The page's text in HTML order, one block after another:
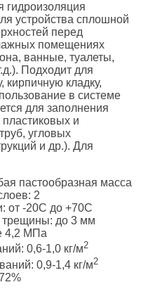
гидроизоляция
устройства сплошной
перед
помещениях
ванные, туалеты,
Подходит для
кирпичную кладку,
в системе
для заполнения
и
угловых
и др.). Для
пастообразная масса
2
от -20С до +70С
трещины: до 3 мм
4,2 МПа
0,6-1,0 кг/м2
0,9-1,4 кг/м2